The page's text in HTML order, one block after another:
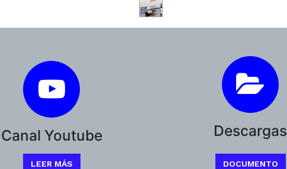
Canal Youtube
LEER MÁS
Descargas
DOCUMENTO